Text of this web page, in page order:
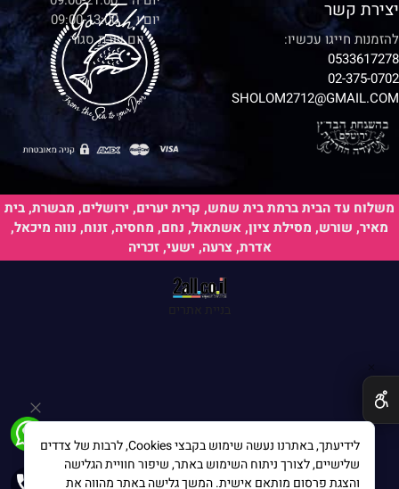
יום ו 09:00-13:00
יום שבת סגור
יצירת קשר
להזמנות חייגו עכשיו:
0533617278
02-375-0702
SHOLOM2712@GMAIL.COM
משלוח עד הבית ברמת בית שמש, קרית יערים, ירושלים, מבשרת, בית
מאיר, שורש, מסילת ציון, אשתאול, נחם, מחסיה, זנוח, נווה מיכאל,
אדרת, צרעה, ישעי, זכריה
לידיעתך, באתרנו נעשה שימוש בקבצי Cookies, לרבות של צדדים
שלישיים, לצורך ניתוח השימוש באתר, שיפור חוויית הגלישה
והצגת פרסום מותאם אישית. המשך גלישה באתר מהווה את